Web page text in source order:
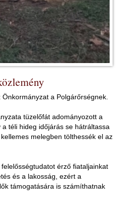
a Polgárőrségnek.
tüzelőfát adományozott a
téli hideg időjárás se hátráltassa
melegben tölthessék el az
érző fiataljainkat
és a lakosság, ezért a
támogatására is számíthatnak